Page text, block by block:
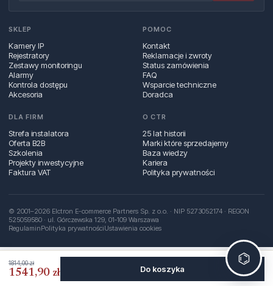
1814,00 zł
1541,90 zł Do koszyka
SKLEP
Kamery IP
Rejestratory
Zestawy monitoringu
Alarmy
Kontrola dostępu
Akcesoria
POMOC
Kontakt
Reklamacje i zwroty
Status zamówienia
FAQ
Wsparcie techniczne
Doradca
DLA FIRM
Strefa instalatora
Oferta B2B
Szkolenia
Projekty inwestycyjne
Faktura VAT
O CTR
25 lat historii
Marki które sprzedajemy
Baza wiedzy
Kariera
Polityka prywatności
© 2001–2026 Elctron E-commerce Partners Sp. z o.o. · NIP 5273052174 · REGON
525059580 · ul. Górczewska 129, 01‑109 Warszawa
RegulaminPolityka prywatnościUstawienia cookies
⌬